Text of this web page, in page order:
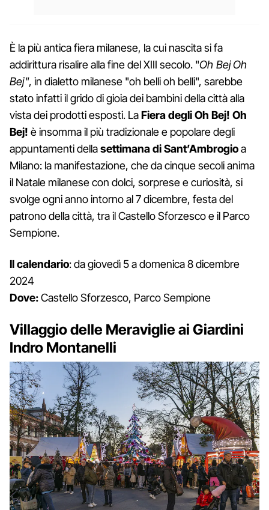
È la più antica fiera milanese, la cui nascita si fa
addirittura risalire alla fine del XIII secolo. "Oh Bej Oh
Bej", in dialetto milanese "oh belli oh belli", sarebbe
stato infatti il grido di gioia dei bambini della città alla
vista dei prodotti esposti. LaFiera degli Oh Bej! Oh
Bej! è insomma il più tradizionale e popolare degli
appuntamenti dellasettimana di Sant’Ambrogioa
Milano: la manifestazione, che da cinque secoli anima
il Natale milanese con dolci, sorprese e curiosità, si
svolge ogni anno intorno al 7 dicembre, festa del
patrono della città, tra il Castello Sforzesco e il Parco
Sempione.
Il calendario: da giovedì 5 a domenica 8 dicembre
2024
Dove:Castello Sforzesco, Parco Sempione
Villaggio delle Meraviglie ai Giardini
Indro Montanelli